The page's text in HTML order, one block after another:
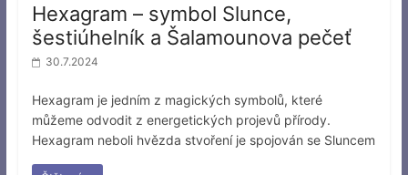
Hexagram – symbol Slunce,
šestiúhelník a Šalamounova pečeť
30.7.2024
Hexagram je jedním z magických symbolů, které
můžeme odvodit z energetických projevů přírody.
Hexagram neboli hvězda stvoření je spojován se Sluncem